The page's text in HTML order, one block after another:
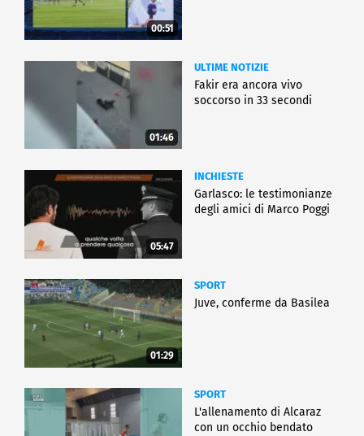
00:51
01:46
ULTIME NOTIZIE
Fakir era ancora vivo
soccorso in 33 secondi
05:47
INCHIESTE
Garlasco: le testimonianze
degli amici di Marco Poggi
01:29
SPORT
Juve, conferme da Basilea
SPORT
L'allenamento di Alcaraz
con un occhio bendato